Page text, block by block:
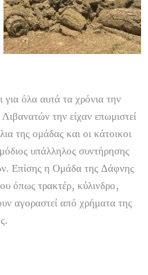
για όλα αυτά τα χρόνια την
την είχαν επωμιστεί
της ομάδας και οι κάτοικοι
υπάλληλος συντήρησης
Επίσης η Ομάδα της Δάφνης
όπως τρακτέρ, κύλινδρο,
αγοραστεί από χρήματα της